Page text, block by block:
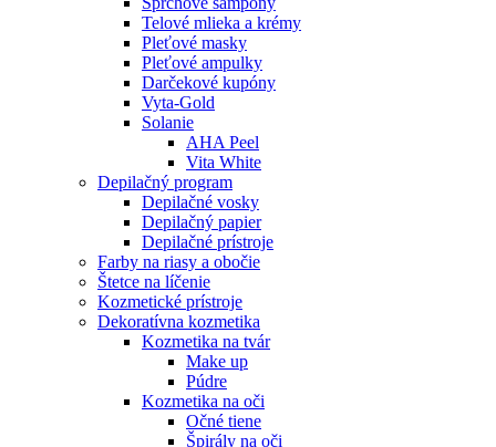
Telové mlieka a krémy
Pleťové masky
Pleťové ampulky
Darčekové kupóny
Vyta-Gold
Solanie
AHA Peel
Vita White
Depilačný program
Depilačné vosky
Depilačný papier
Depilačné prístroje
Farby na riasy a obočie
Štetce na líčenie
Kozmetické prístroje
Dekoratívna kozmetika
Kozmetika na tvár
Make up
Púdre
Kozmetika na oči
Očné tiene
Špirály na oči